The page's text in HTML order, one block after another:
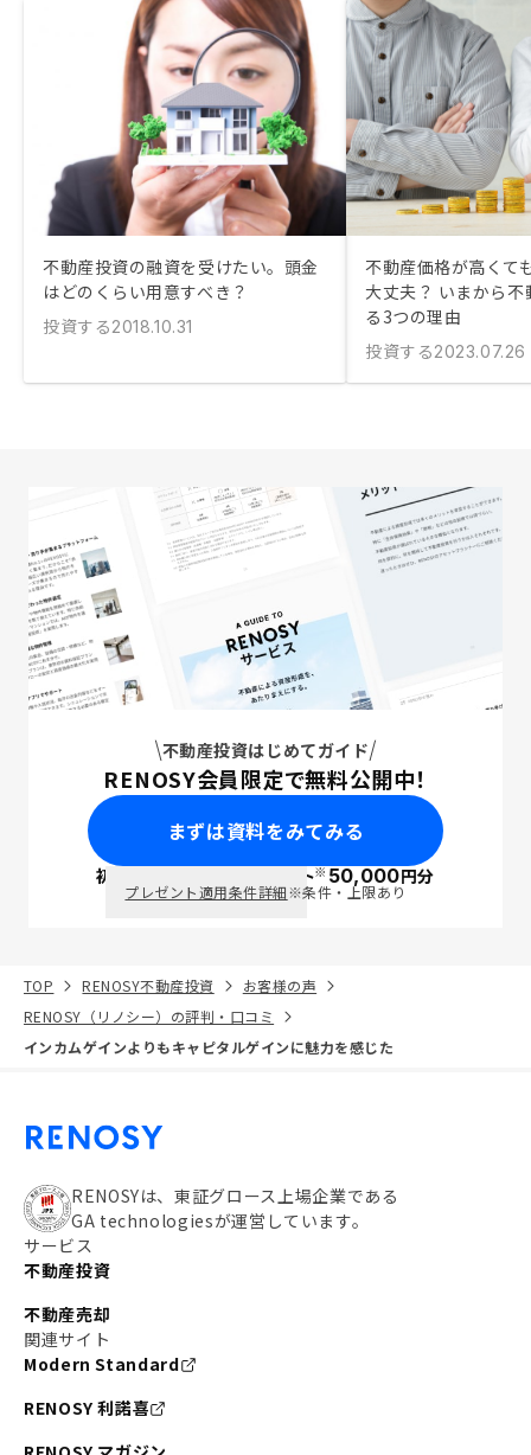
不動産投資の融資を受けたい。頭金
はどのくらい用意すべき？
投資する2018.10.31
不動産価格が高くて
大丈夫？ いまから
る3つの理由
投資する2023.07.26
不動産投資はじめてガイド
RENOSY会員限定で無料公開中！
まずは資料をみてみる
初回面談で ポイント※50,000円分
プレゼント適用条件詳細※条件・上限あり
TOP RENOSY不動産投資
お客様の声
RENOSY（リノシー）の評判・口コミ
インカムゲインよりもキャピタルゲインに魅力を感じた
RENOSYは、東証グロース上場企業である
GA technologiesが運営しています。
サービス
不動産投資
不動産売却
関連サイト
Modern Standard
RENOSY 利諾喜